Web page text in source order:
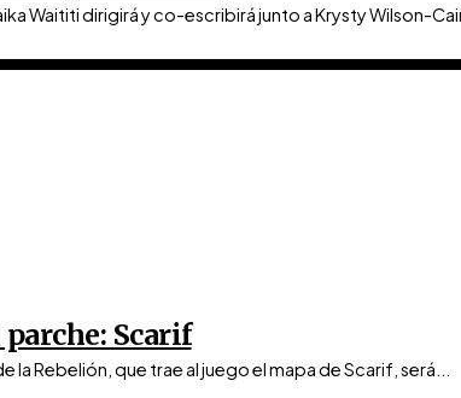
Waititi dirigirá y co-escribirá junto a Krysty Wilson-
Scarif
la Rebelión, que trae al juego el mapa de Scarif, será...